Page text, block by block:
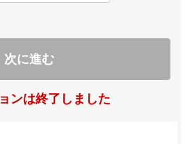
次に進む
ンは終了しました